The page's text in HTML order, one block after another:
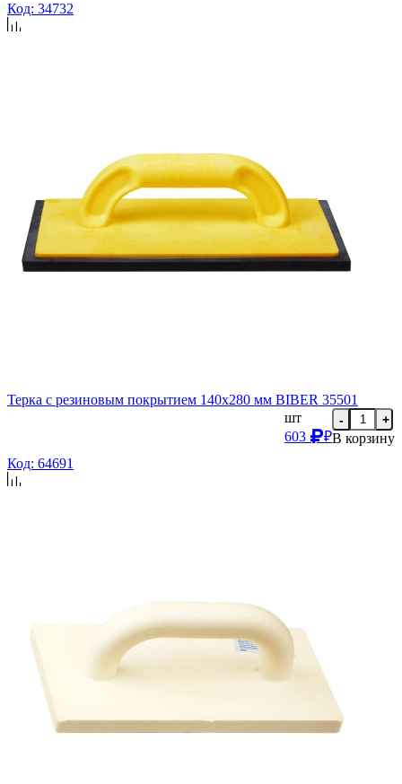
Код: 34732
Терка с резиновым покрытием 140х280 мм BIBER 35501
шт
603
₽
- +
В корзину
Код: 64691